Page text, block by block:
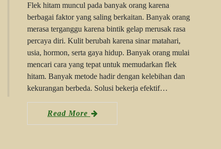
Flek hitam muncul pada banyak orang karena
berbagai faktor yang saling berkaitan. Banyak orang
merasa terganggu karena bintik gelap merusak rasa
percaya diri. Kulit berubah karena sinar matahari,
usia, hormon, serta gaya hidup. Banyak orang mulai
mencari cara yang tepat untuk memudarkan flek
hitam. Banyak metode hadir dengan kelebihan dan
kekurangan berbeda. Solusi bekerja efektif…
Read More